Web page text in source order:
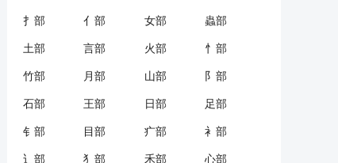
扌部 亻部 女部 蟲部
土部 言部 火部 忄部
竹部 月部 山部 阝部
石部 王部 日部 足部
钅部 目部 疒部 衤部
辶部 犭部 禾部 心部